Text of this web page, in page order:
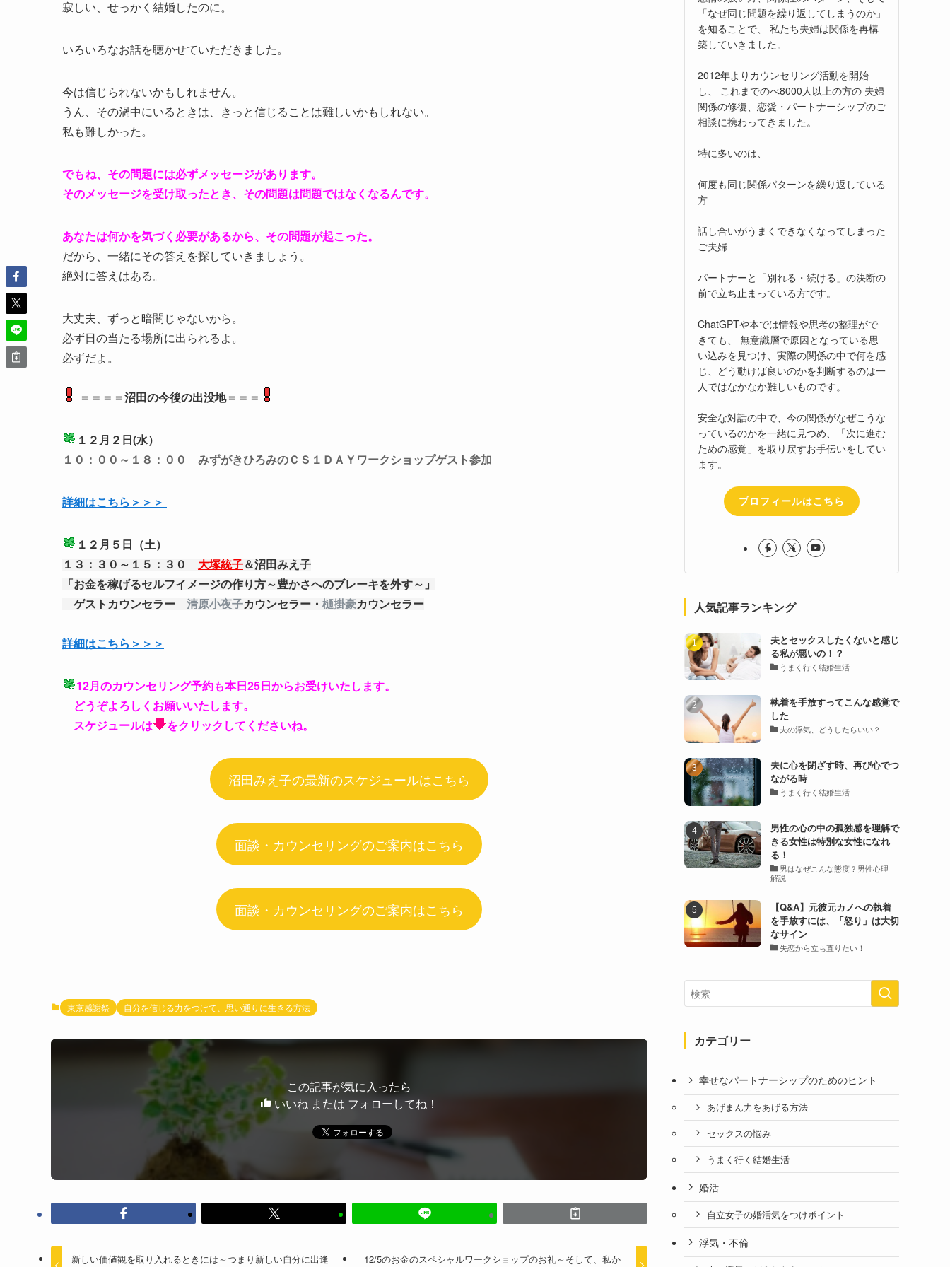
寂しい、せっかく結婚したのに。
いろいろなお話を聴かせていただきました。
今は信じられないかもしれません。
うん、その渦中にいるときは、きっと信じることは難しいかもしれない。
私も難しかった。
でもね、その問題には必ずメッセージがあります。
そのメッセージを受け取ったとき、その問題は問題ではなくなるんです。
あなたは何かを気づく必要があるから、その問題が起こった。
だから、一緒にその答えを探していきましょう。
絶対に答えはある。
大丈夫、ずっと暗闇じゃないから。
必ず日の当たる場所に出られるよ。
必ずだよ。
＝＝＝＝沼田の今後の出没地＝＝＝
１２月２日(水）
１０：００～１８：００ みずがきひろみのＣＳ１ＤＡＹワークショップゲスト参加
詳細はこちら＞＞＞
１２月５日（土）
１３：３０～１５：３０ 大塚統子＆沼田みえ子
「お金を稼げるセルフイメージの作り方～豊かさへのブレーキを外す～」
ゲストカウンセラー 清原小夜子カウンセラー・ 樋掛豪カウンセラー
詳細はこちら＞＞＞
12月のカウンセリング予約も本日25日からお受けいたします。
どうぞよろしくお願いいたします。
スケジュールは
をクリックしてくださいね。
沼田みえ子の最新のスケジュールはこちら
面談・カウンセリングのご案内はこちら
面談・カウンセリングのご案内はこちら
東京感謝祭 自分を信じる力をつけて、思い通りに生きる方法
この記事が気に入ったら
いいね または フォローしてね！
新しい価値観を取り入れるときには～つまり新しい自分に出逢
12/5のお金のスペシャルワークショップのお礼～そして、私か
「なぜ同じ問題を繰り返してしまうのか」
を知ることで、 私たち夫婦は関係を再構
築していきました。
2012年よりカウンセリング活動を開始
し、 これまでのべ8000人以上の方の 夫婦
関係の修復、恋愛・パートナーシップのご
相談に携わってきました。
特に多いのは、
何度も同じ関係パターンを繰り返している
方
話し合いがうまくできなくなってしまった
ご夫婦
パートナーと「別れる・続ける」の決断の
前で立ち止まっている方です。
ChatGPTや本では情報や思考の整理がで
きても、 無意識層で原因となっている思
い込みを見つけ、実際の関係の中で何を感
じ、どう動けば良いのかを判断するのは一
人ではなかなか難しいものです。
安全な対話の中で、今の関係がなぜこうな
っているのかを一緒に見つめ、「次に進む
ための感覚」を取り戻すお手伝いをしてい
ます。
プロフィールはこちら
人気記事ランキング
夫とセックスしたくないと感じ
る私が悪いの！？
うまく行く結婚生活
執着を手放すってこんな感覚で
した
夫の浮気、どうしたらいい？
夫に心を閉ざす時、再び心でつ
ながる時
うまく行く結婚生活
男性の心の中の孤独感を理解で
きる女性は特別な女性になれ
る！
男はなぜこんな態度？男性心理
解説
【Q&A】元彼元カノへの執着
を手放すには、「怒り」は大切
なサイン
失恋から立ち直りたい！
カテゴリー
幸せなパートナーシップのためのヒント
あげまん力をあげる方法
セックスの悩み
うまく行く結婚生活
婚活
自立女子の婚活気をつけポイント
浮気・不倫